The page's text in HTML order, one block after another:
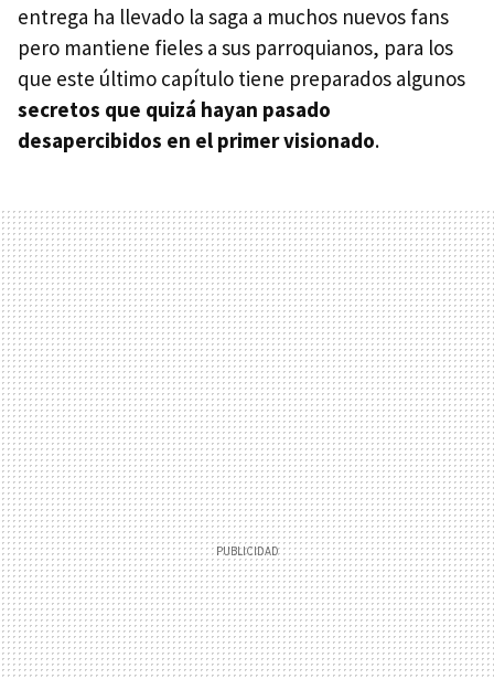
entrega ha llevado la saga a muchos nuevos fans
pero mantiene fieles a sus parroquianos, para los
que este último capítulo tiene preparados algunos
secretos que quizá hayan pasado
desapercibidos en el primer visionado.